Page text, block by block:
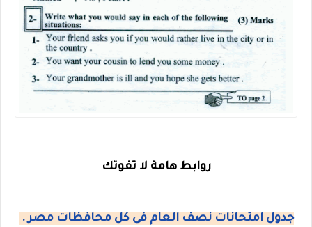
روابط هامة لا تفوتك
جدول امتحانات نصف العام فى كل محافظات مصر .